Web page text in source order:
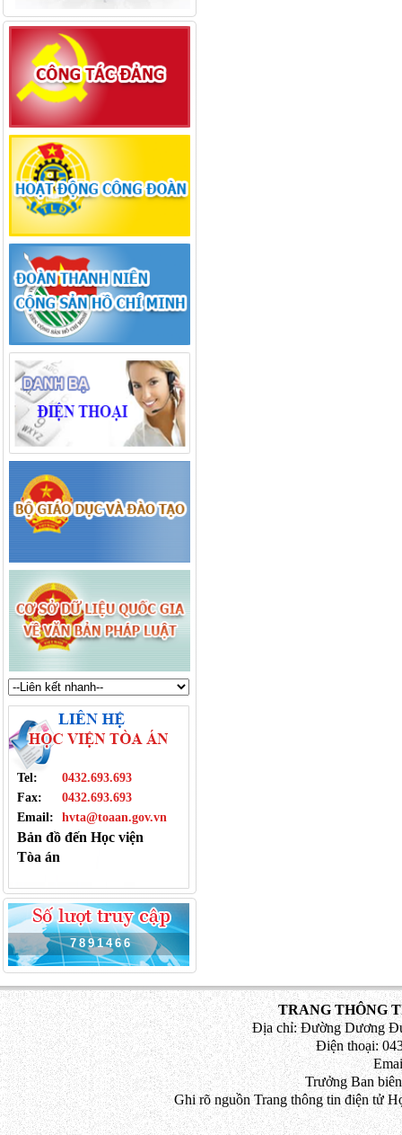
Tel:
0432.693.693
Fax:
0432.693.693
Email:
hvta@toaan.gov.vn
Bản đồ đến Học viện
Tòa án
7 8 9 1 4 6 6
TRANG THÔNG
Địa chỉ: Đường Dương
Điện thoại:
Trưởng Ban
Ghi rõ nguồn Trang thông tin điện tử